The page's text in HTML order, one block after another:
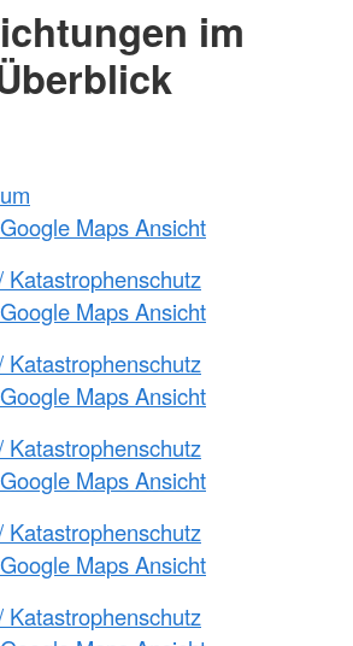
im
Maps Ansicht
Katastrophenschutz
Maps Ansicht
Katastrophenschutz
Maps Ansicht
Katastrophenschutz
Maps Ansicht
Katastrophenschutz
Maps Ansicht
Katastrophenschutz